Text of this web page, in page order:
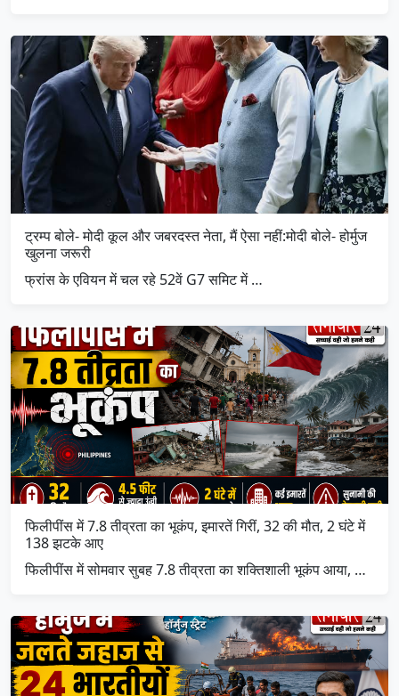
ट्रम्प बोले- मोदी कूल और जबरदस्त नेता, मैं ऐसा नहीं:मोदी बोले- होर्मुज
खुलना जरूरी
फ्रांस के एवियन में चल रहे 52वें G7 समिट में …
फिलीपींस में 7.8 तीव्रता का भूकंप, इमारतें गिरीं, 32 की मौत, 2 घंटे में
138 झटके आए
फिलीपींस में सोमवार सुबह 7.8 तीव्रता का शक्तिशाली भूकंप आया, …